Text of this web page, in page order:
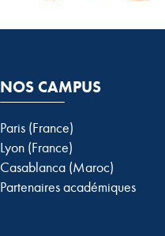
NOS CAMPUS
Paris (France)
Lyon (France)
Casablanca (Maroc)
Partenaires académiques